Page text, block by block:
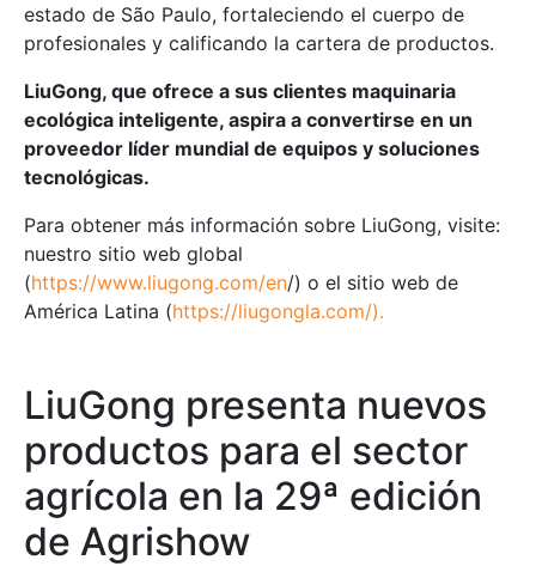
estado de São Paulo, fortaleciendo el cuerpo de
profesionales y calificando la cartera de productos.
LiuGong, que ofrece a sus clientes maquinaria
ecológica inteligente, aspira a convertirse en un
proveedor líder mundial de equipos y soluciones
tecnológicas.
Para obtener más información sobre LiuGong, visite:
nuestro sitio web global
(https://www.liugong.com/en/) o el sitio web de
América Latina (https://liugongla.com/).
LiuGong presenta nuevos
productos para el sector
agrícola en la 29ª edición
de Agrishow